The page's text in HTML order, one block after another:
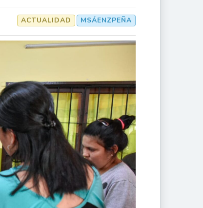
MSÁENZPEÑA
ACTUALIDAD